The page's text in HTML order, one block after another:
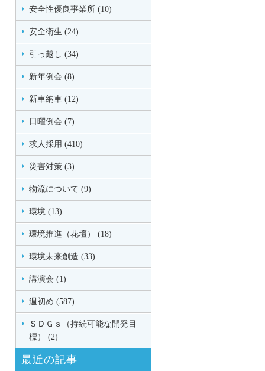
安全性優良事業所 (10)
安全衛生 (24)
引っ越し (34)
新年例会 (8)
新車納車 (12)
日曜例会 (7)
求人採用 (410)
災害対策 (3)
物流について (9)
環境 (13)
環境推進（花壇） (18)
環境未来創造 (33)
講演会 (1)
週初め (587)
ＳＤＧｓ（持続可能な開発目
標） (2)
最近の記事